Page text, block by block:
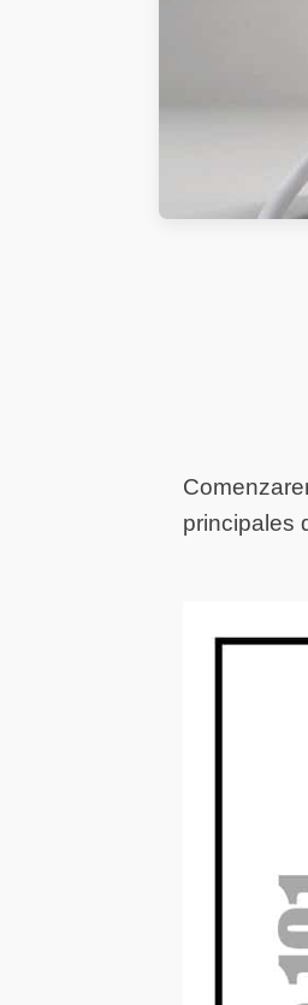
principales